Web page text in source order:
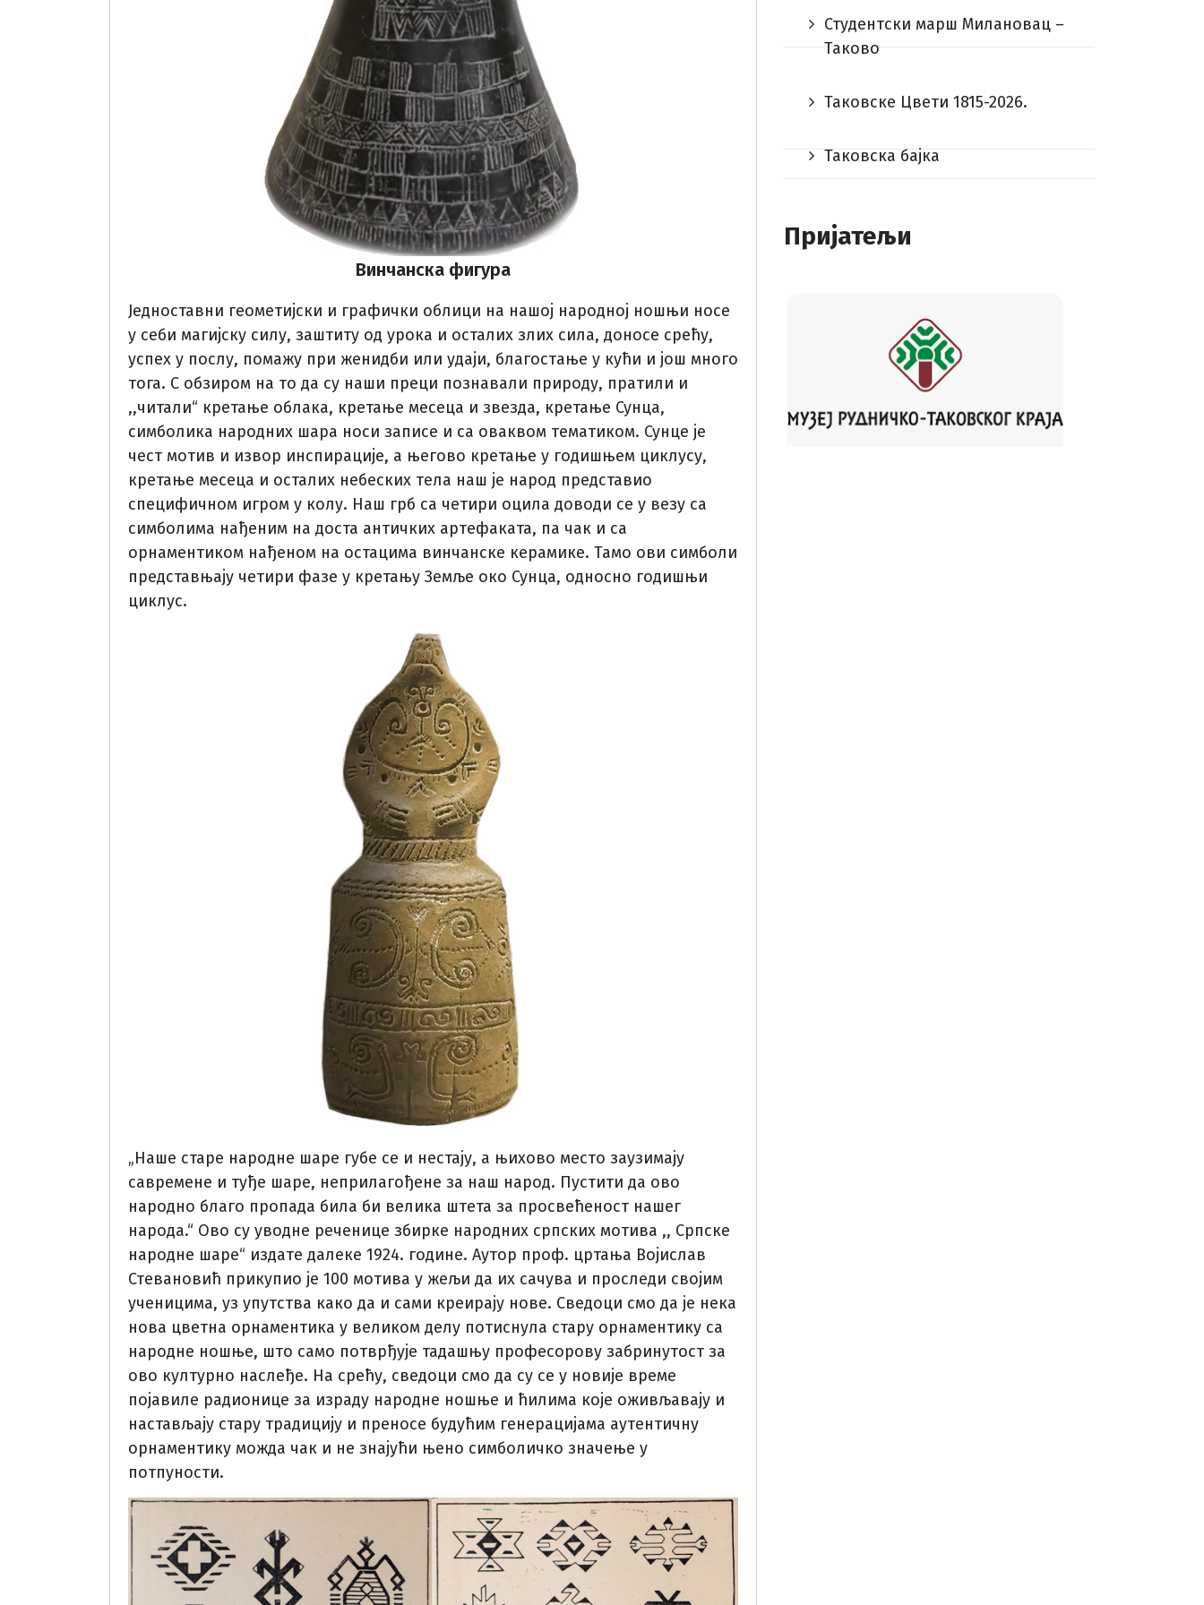
Винчанска фигура
Једноставни геометијски и графички облици на нашој народној ношњи носе
у себи магијску силу, заштиту од урока и осталих злих сила, доносе срећу,
успех у послу, помажу при женидби или удаји, благостaње у кући и још много
тога. С обзиром на то да су наши преци познавали природу, пратили и
,,читали“ кретање облака, кретање месеца и звезда, кретање Сунца,
симболика народних шара носи записе и са оваквом тематиком. Сунце је
чест мотив и извор инспирације, а његово кретање у годишњем циклусу,
кретање месеца и осталих небеских тела наш је народ представио
специфичном игром у колу. Наш грб са четири оцила доводи се у везу са
симболима нађеним на доста античких артефаката, па чак и са
орнаментиком нађеном на остацима винчанске керамике. Тамо ови симболи
представњају четири фазе у кретању Земље око Сунца, односно годишњи
циклус.
„Наше старе народне шаре губе се и нестају, а њихово место заузимају
савремене и туђе шаре, неприлагођене за наш народ. Пустити да ово
народно благо пропада била би велика штета за просвећеност нашег
народа.“ Ово су уводне реченице збирке народних српских мотива ,, Српске
народне шаре“ издате далеке 1924. године. Аутор проф. цртања Војислав
Стевановић прикупио је 100 мотива у жељи да их сачува и проследи својим
ученицима, уз упутства како да и сами креирају нове. Сведоци смо да је нека
нова цветна орнаментика у великом делу потиснула стару орнаментику са
народне ношње, што само потврђује тадашњу професорову забринутост за
ово културно наслеђе. На срећу, сведоци смо да су се у новије време
појавиле радионице за израду народне ношње и ћилима које оживљавају и
настављају стару традицију и преносе будућим генерацијама аутентичну
орнаментику можда чак и не знајући њено симболичко значење у
потпуности.
Студентски марш Милановац –
Таково
Таковске Цвети 1815-2026.
Таковска бајка
Пријатељи